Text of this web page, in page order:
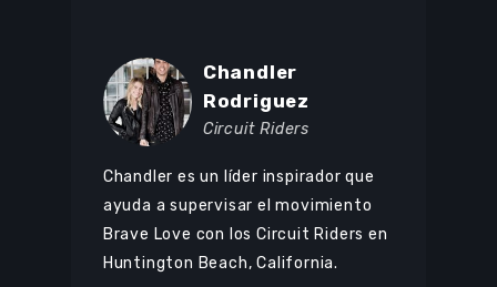
Chandler
Rodriguez
Circuit Riders
Chandler es un líder inspirador que
ayuda a supervisar el movimiento
Brave Love con los Circuit Riders en
Huntington Beach, California.
Browse Courses
Take action
Sign Up